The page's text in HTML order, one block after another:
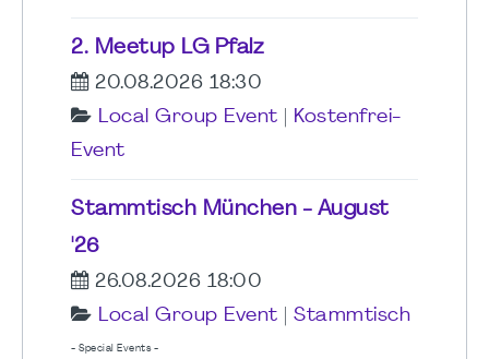
2. Meetup LG Pfalz
20.08.2026 18:30
Local Group Event
Kostenfrei-
Event
Stammtisch München - August
'26
26.08.2026 18:00
Local Group Event
Stammtisch
- Special Events -